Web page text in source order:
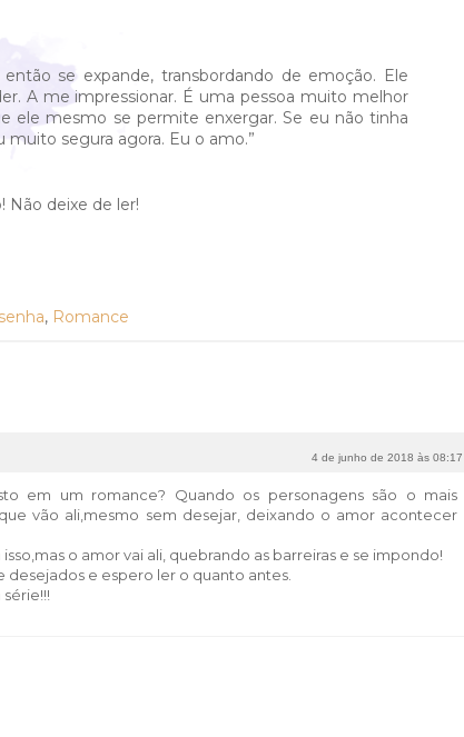
se expande, transbordando de emoção. Ele
A me impressionar. É uma pessoa muito melhor
ele mesmo se permite enxergar. Se eu não tinha
muito segura agora. Eu o amo.”
deixe de ler!
, Romance
4 de junho de 2018 às 08:17
em um romance? Quando os personagens são o mais
vão ali,mesmo sem desejar, deixando o amor acontecer
o amor vai ali, quebrando as barreiras e se impondo!
desejados e espero ler o quanto antes.